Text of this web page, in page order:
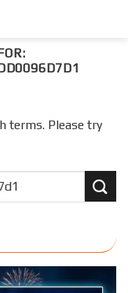
terms. Please try